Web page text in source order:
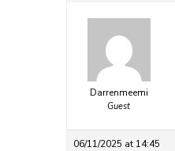
Darrenmeemi
Guest
06/11/2025 at 14:45